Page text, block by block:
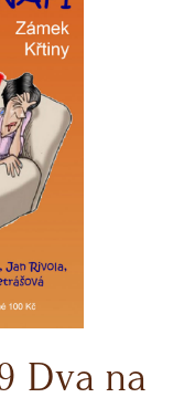
Dva na